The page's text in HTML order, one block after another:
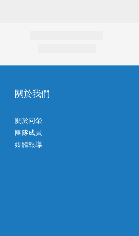
關於我們
關於同榮
團隊成員
媒體報導